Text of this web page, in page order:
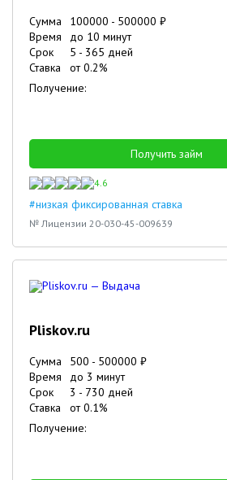
Сумма 100000 - 500000 ₽
Время
до 10 минут
Срок
5 - 365 дней
Ставка
от0.2%
Получение:
Получить займ
4.6
#низкая фиксированная ставка
№ Лицензии 20-030-45-009639
Pliskov.ru
Сумма 500 - 500000 ₽
Время
до 3 минут
Срок
3 - 730 дней
Ставка
от0.1%
Получение: